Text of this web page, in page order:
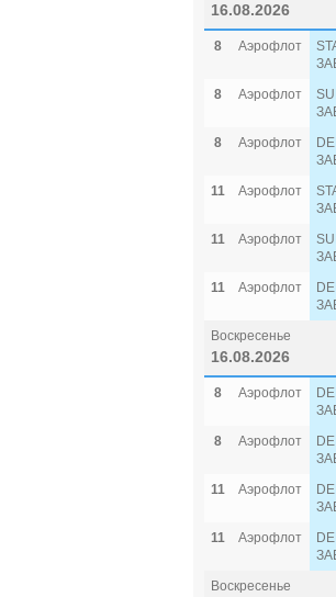
16.08.2026
8 Аэрофлот
8
Аэрофлот
8
Аэрофлот
11
Аэрофлот
11
Аэрофлот
11
Аэрофлот
Воскресенье
16.08.2026
8 Аэрофлот
8
Аэрофлот
11
Аэрофлот
11
Аэрофлот
Воскресенье